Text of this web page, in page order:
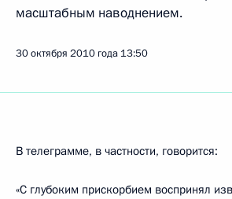
масштабным наводнением.
30 октября 2010 года 13:50
В телеграмме, в частности, говорится:
«С глубоким прискорбием воспринял